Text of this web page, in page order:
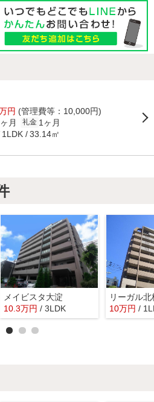
円 (管理費等：10,000円)
月 礼金 1ヶ月
1LDK 33.14㎡
メイビスタ大淀
10.3万円 / 3LDK
リーガル北
10万円 /